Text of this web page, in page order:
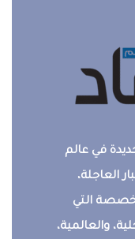
في عالم
العاجلة،
التي
والعالمية،